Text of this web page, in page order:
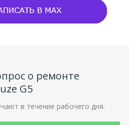
о ремонте
G5
в течение рабочего дня.